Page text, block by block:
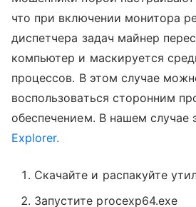
что при включении монитора
диспетчера задач майнер
компьютер и маскируется
процессов. В этом случае
воспользоваться сторонним
обеспечением. В нашем случае
Explorer.
Скачайте и распакуйте
Запустите procexp64.exe